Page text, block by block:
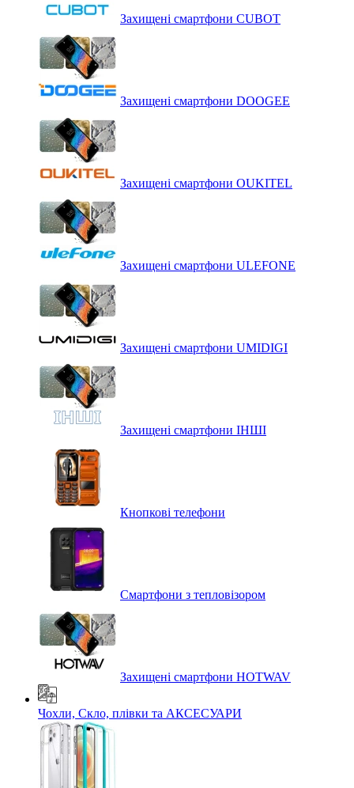
Захищені смартфони CUBOT
Захищені смартфони DOOGEE
Захищені смартфони OUKITEL
Захищені смартфони ULEFONE
Захищені смартфони UMIDIGI
Захищені смартфони ІНШІ
Кнопкові телефони
Смартфони з тепловізором
Захищені смартфони HOTWAV
Чохли, Скло, плівки та АКСЕСУАРИ